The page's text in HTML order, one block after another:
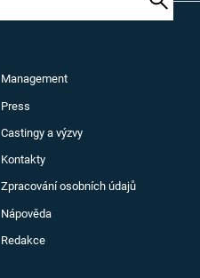
Management
Press
Castingy a výzvy
Kontakty
Zpracování osobních údajů
Nápověda
Redakce